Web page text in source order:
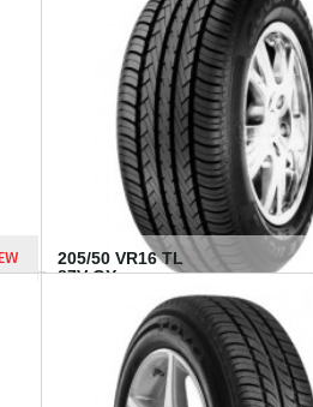
205/50 VR16 TL
87V GY...